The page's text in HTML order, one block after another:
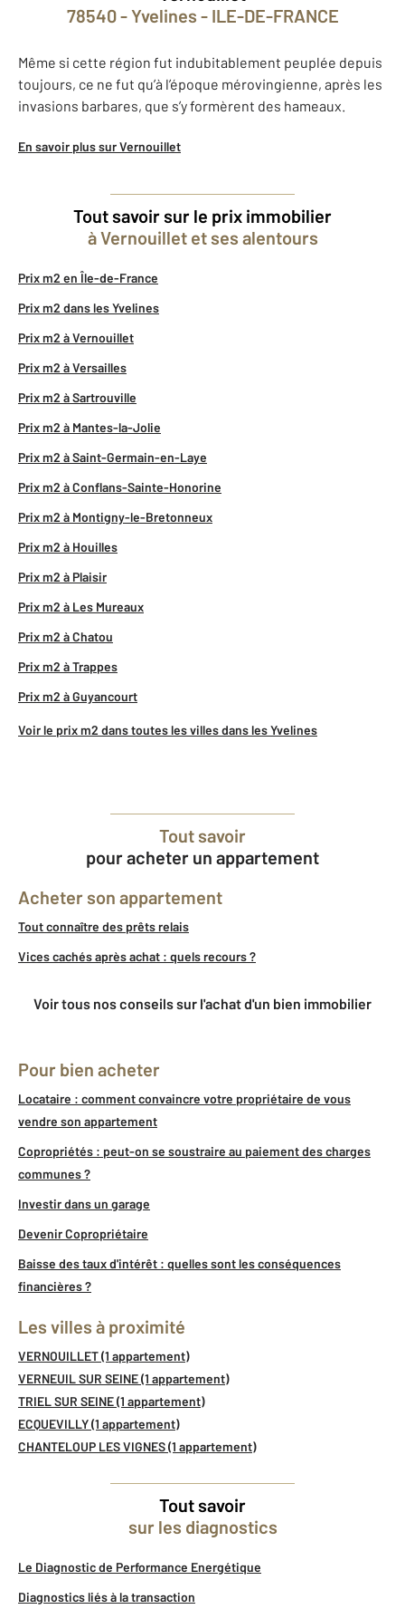
78540 - Yvelines - ILE-DE-FRANCE
Même si cette région fut indubitablement peuplée depuis
toujours, ce ne fut qu’à l’époque mérovingienne, après les
invasions barbares, que s’y formèrent des hameaux.
En savoir plus sur Vernouillet
Tout savoir sur le prix immobilier
à Vernouillet et ses alentours
Prix m2 en Île-de-France
Prix m2 dans les Yvelines
Prix m2 à Vernouillet
Prix m2 à Versailles
Prix m2 à Sartrouville
Prix m2 à Mantes-la-Jolie
Prix m2 à Saint-Germain-en-Laye
Prix m2 à Conflans-Sainte-Honorine
Prix m2 à Montigny-le-Bretonneux
Prix m2 à Houilles
Prix m2 à Plaisir
Prix m2 à Les Mureaux
Prix m2 à Chatou
Prix m2 à Trappes
Prix m2 à Guyancourt
Voir le prix m2 dans toutes les villes dans les Yvelines
Tout savoir
pour acheter un appartement
Acheter son appartement
Tout connaître des prêts relais
Vices cachés après achat : quels recours ?
Voir tous nos conseils sur l'achat d'un bien immobilier
Pour bien acheter
Locataire : comment convaincre votre propriétaire de vous
vendre son appartement
Copropriétés : peut-on se soustraire au paiement des charges
communes ?
Investir dans un garage
Devenir Copropriétaire
Baisse des taux d'intérêt : quelles sont les conséquences
financières ?
Les villes à proximité
VERNOUILLET (1 appartement)
VERNEUIL SUR SEINE (1 appartement)
TRIEL SUR SEINE (1 appartement)
ECQUEVILLY (1 appartement)
CHANTELOUP LES VIGNES (1 appartement)
Tout savoir
sur les diagnostics
Le Diagnostic de Performance Energétique
Diagnostics liés à la transaction